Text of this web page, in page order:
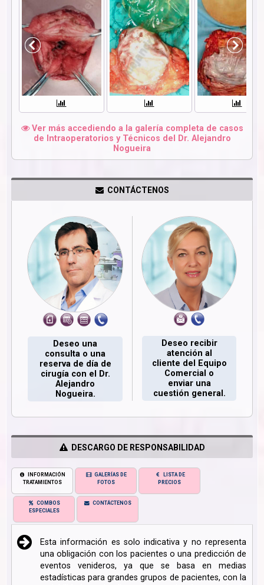
Ver más accediendo a la galería completa de casos
de Intraoperatorios y Técnicos del Dr. Alejandro
Nogueira
CONTÁCTENOS
Deseo una
consulta o una
reserva de día de
cirugía con el Dr.
Alejandro
Nogueira.
Deseo recibir
atención al
cliente del Equipo
Comercial o
enviar una
cuestión general.
DESCARGO DE RESPONSABILIDAD
INFORMACIÓN
TRATAMIENTOS
GALERÍAS DE
FOTOS
LISTA DE
PRECIOS
COMBOS
ESPECIALES
CONTÁCTENOS
Esta información es solo indicativa y no representa
una obligación con los pacientes o una predicción de
eventos venideros, ya que se basa en medias
estadísticas para grandes grupos de pacientes, con la